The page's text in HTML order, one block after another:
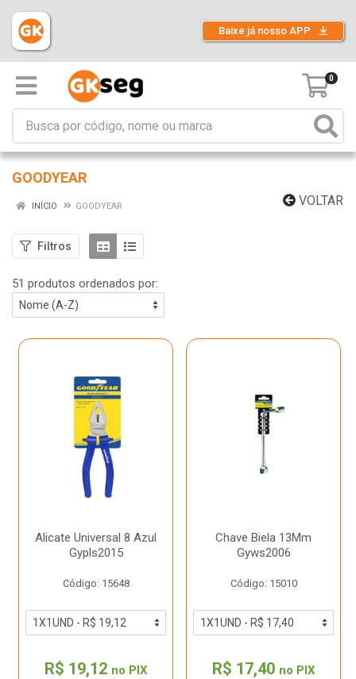
Baixe já nosso APP
0
GOODYEAR
VOLTAR
INÍCIO GOODYEAR
Filtros
51 produtos ordenados por:
Alicate Universal 8 Azul
Gypls2015
Código: 15648
R$ 19,12 no PIX
Chave Biela 13Mm
Gyws2006
Código: 15010
R$ 17,40 no PIX